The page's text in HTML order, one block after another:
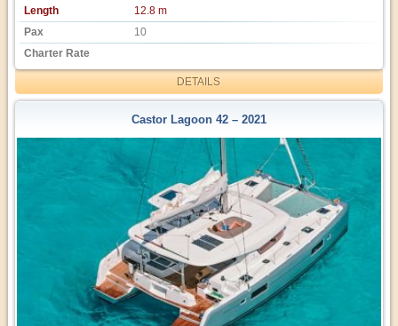
Length
12.8 m
Pax
10
Charter Rate
DETAILS
Castor Lagoon 42 – 2021